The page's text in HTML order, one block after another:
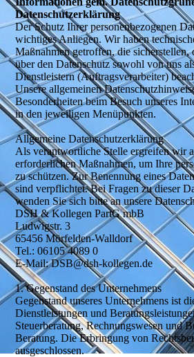
Datenschutzerklärung
Der Schutz Ihrer personenbezogenen
wichtiges Anliegen. Wir haben
Maßnahmen getroffen, die sicherstellen,
über den Datenschutz sowohl von uns
Dienstleistern (Auftragsverarbeiter)
Unsere allgemeinen
Besonderheiten beim Besuch unseres
in den jeweiligen Menüpunkten.
Allgemeine Datenschutzerklärung
Als verantwortliche Stelle ergreifen wir
erforderlichen Maßnahmen, um Ihre
zu schützen. Zur Benennung eines
sind verpflichtet. Bei Fragen zu dieser
wenden Sie sich bitte an unsere
DSH & Kollegen PartG mbB
Ludwigstr. 3
65456 Mörfelden-Walldorf
Tel.: 06105 4089 0
E-Mail: DSB@dsh-kollegen.de
1. Gegenstand des Unternehmens
Gegenstand unseres Unternehmens ist
Dienstleistungen und
Steuerberatung, Rechnungswesen und
Beratung. Die Erbringung von
ausgeschlossen.